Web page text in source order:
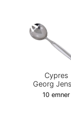
Cypres
Georg
10 emner